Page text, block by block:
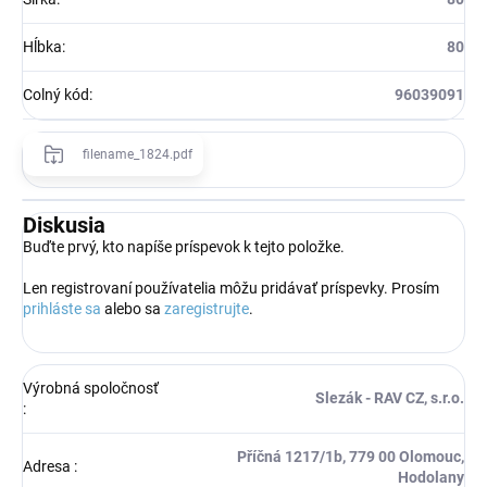
Hĺbka: 80
Colný kód: 96039091
filename_1824.pdf
Diskusia
Buďte prvý, kto napíše príspevok k tejto položke.
Len registrovaní používatelia môžu pridávať príspevky. Prosím
prihláste sa alebo sa zaregistrujte.
Výrobná spoločnosť
:
Slezák - RAV CZ, s.r.o.
Adresa :
Příčná 1217/1b, 779 00 Olomouc,
Hodolany